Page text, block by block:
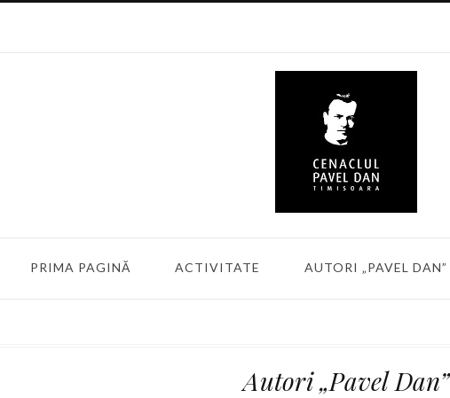
PRIMA PAGINĂ ACTIVITATE AUTORI „PAVEL DAN”
Autori „Pavel Dan”